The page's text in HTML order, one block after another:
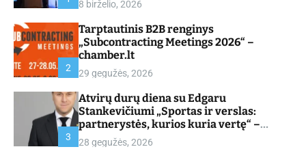
8 birželio, 2026
2
Tarptautinis B2B renginys
„Subcontracting Meetings 2026“ –
chamber.lt
29 gegužės, 2026
3
Atvirų durų diena su Edgaru
Stankevičiumi „Sportas ir verslas:
partnerystės, kurios kuria vertę“ –
chamber.lt
28 gegužės, 2026